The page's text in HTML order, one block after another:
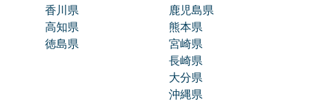
香川県
高知県
徳島県
鹿児島県
熊本県
宮崎県
長崎県
大分県
沖縄県